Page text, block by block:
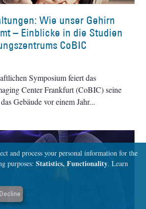
Wie unser Gehirn
– Einblicke in die Studien
CoBIC
Symposium feiert das
Center Frankfurt (CoBIC) seine
Gebäude vor einem Jahr
and process your personal information for the
purposes: Statistics, Functionality. Learn
Decline